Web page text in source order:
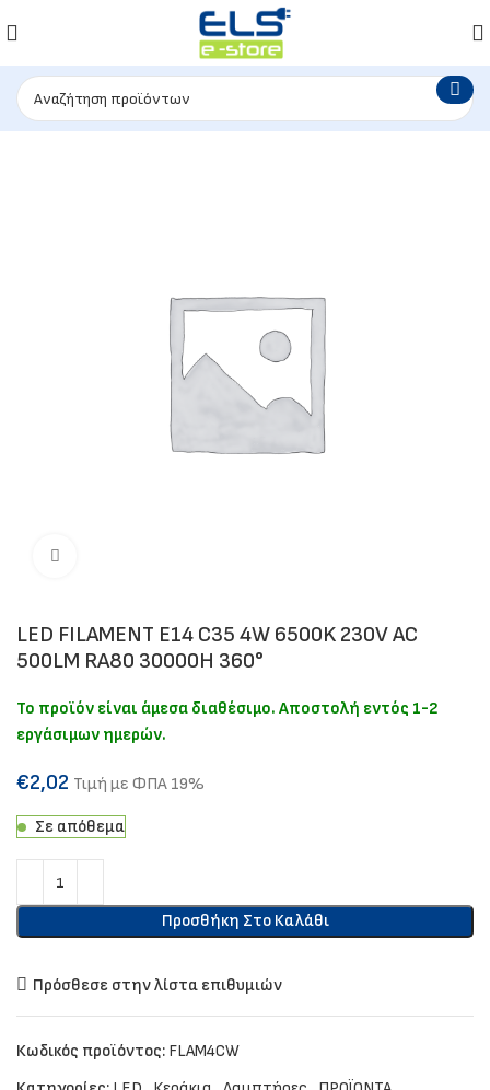
LED FILAMENT E14 C35 4W 6500K 230V AC
500LM RA80 30000H 360°
Το προϊόν είναι άμεσα διαθέσιμο. Αποστολή εντός 1-2
εργάσιμων ημερών.
€2,02 Τιμή με ΦΠΑ 19%
Σε απόθεμα
Προσθήκη Στο Καλάθι
Πρόσθεσε στην λίστα επιθυμιών
Κωδικός προϊόντος: FLAM4CW